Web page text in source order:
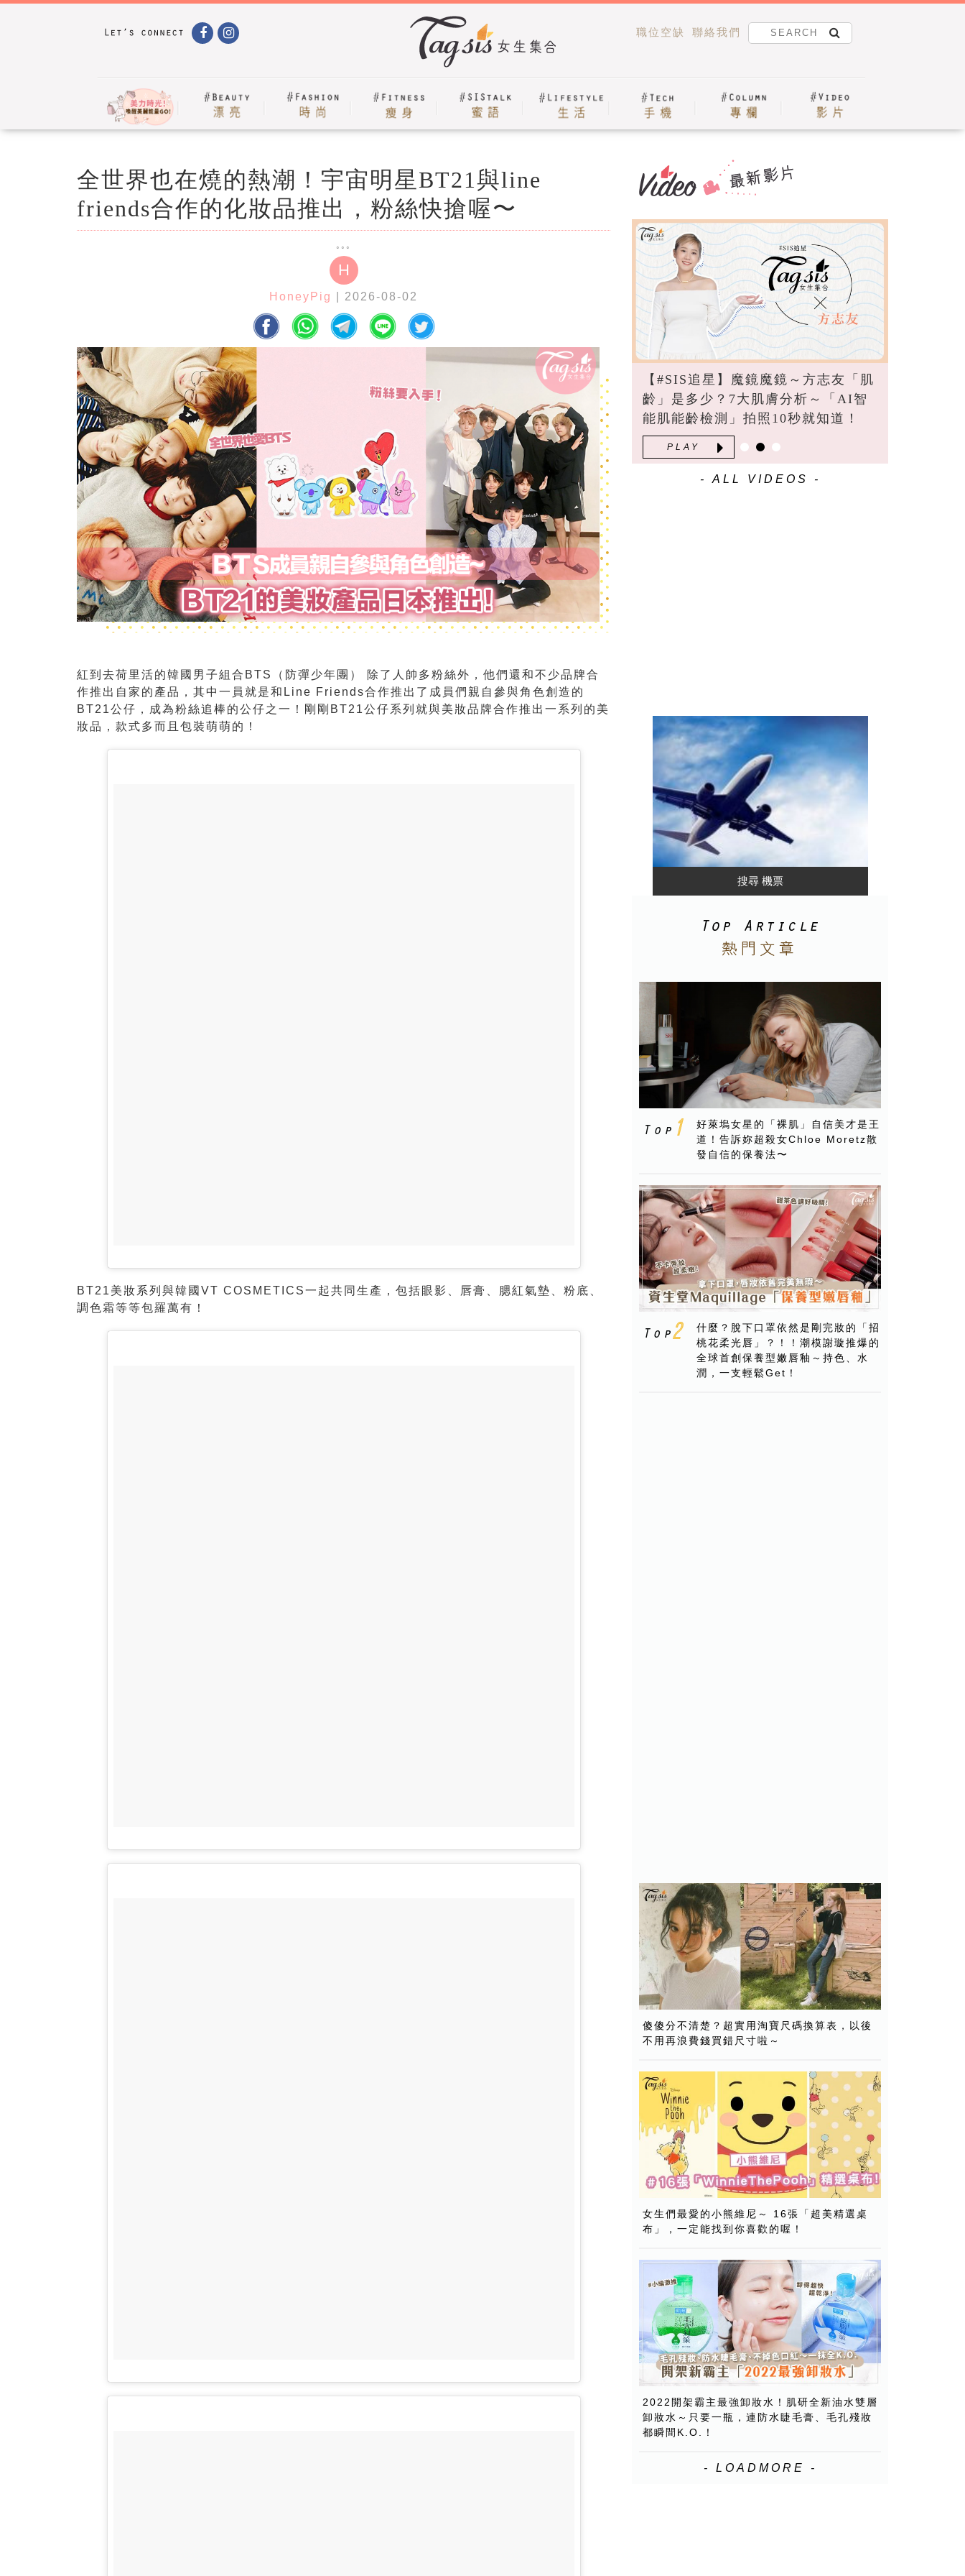
職位空缺 聯絡我們
全世界也在燒的熱潮！宇宙明星BT21與line
friends合作的化妝品推出，粉絲快搶喔〜
H
HoneyPig | 2026-08-02
紅到去荷里活的韓國男子組合BTS（防彈少年團） 除了人帥多粉絲外，他們還和不少品牌合
作推出自家的產品，其中一員就是和Line Friends合作推出了成員們親自參與角色創造的
BT21公仔，成為粉絲追棒的公仔之一！剛剛BT21公仔系列就與美妝品牌合作推出一系列的美
妝品，款式多而且包裝萌萌的！
BT21美妝系列與韓國 VT COSMETICS一起共同生產，包括眼影、唇膏、腮紅氣墊、粉底、
調色霜等等包羅萬有！
【#SIS追星】魔鏡魔鏡～方志友「肌
齡」是多少？7大肌膚分析～「AI智
能肌能齡檢測」拍照10秒就知道！
PLAY
- ALL VIDEOS -
好萊塢女星的「裸肌」自信美才是王
道！告訴妳超殺女Chloe Moretz散
發自信的保養法〜
什麼？脫下口罩依然是剛完妝的「招
桃花柔光唇」？！！潮模謝璇推爆的
全球首創保養型嫩唇釉～持色、水
潤，一支輕鬆Get！
傻傻分不清楚？超實用淘寶尺碼換算表，以後
不用再浪費錢買錯尺寸啦～
女生們最愛的小熊維尼～ 16張「超美精選桌
布」，一定能找到你喜歡的喔！
2022開架霸主最強卸妝水！肌研全新油水雙層
卸妝水～只要一瓶，連防水睫毛膏、毛孔殘妝
都瞬間K.O.！
- LOADMORE -